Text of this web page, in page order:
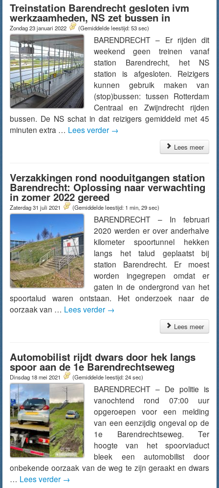
Treinstation Barendrecht gesloten ivm
werkzaamheden, NS zet bussen in
Zondag 23 januari 2022 (Gemiddelde leestijd: 53 sec)
BARENDRECHT – Er rijden dit
weekend geen treinen vanaf
station Barendrecht, het NS
station is afgesloten. Reizigers
kunnen gebruik maken van
(stop)bussen: tussen Rotterdam
Centraal en Zwijndrecht rijden
bussen. De NS schat in dat reizigers gemiddeld met 45
minuten extra … Lees verder →
Lees meer
Verzakkingen rond nooduitgangen station
Barendrecht: Oplossing naar verwachting
in zomer 2022 gereed
Zaterdag 31 juli 2021 (Gemiddelde leestijd: 1 min, 29 sec)
BARENDRECHT – In februari
2020 werden er over anderhalve
kilometer spoortunnel hekken
langs het talud geplaatst bij
station Barendrecht. Er moest
worden ingegrepen omdat er
gaten in de ondergrond van het
spoortalud waren ontstaan. Het onderzoek naar de
oorzaak van … Lees verder →
Lees meer
Automobilist rijdt dwars door hek langs
spoor aan de 1e Barendrechtseweg
Dinsdag 18 mei 2021 (Gemiddelde leestijd: 24 sec)
BARENDRECHT – De politie is
vanochtend rond 07:00 uur
opgeroepen voor een melding
van een eenzijdig ongeval op de
1e Barendrechtseweg. Ter
hoogte van het spoorviaduct
bleek een automobilist door
onbekende oorzaak van de weg te zijn geraakt en dwars
… Lees verder →